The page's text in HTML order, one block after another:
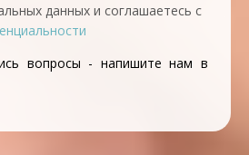
данных и соглашаетесь с
вопросы - напишите нам в